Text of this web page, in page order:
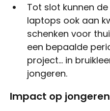
Tot slot kunnen
laptops ook aan
schenken voor
een bepaalde
project... in
jongeren.
Impact op